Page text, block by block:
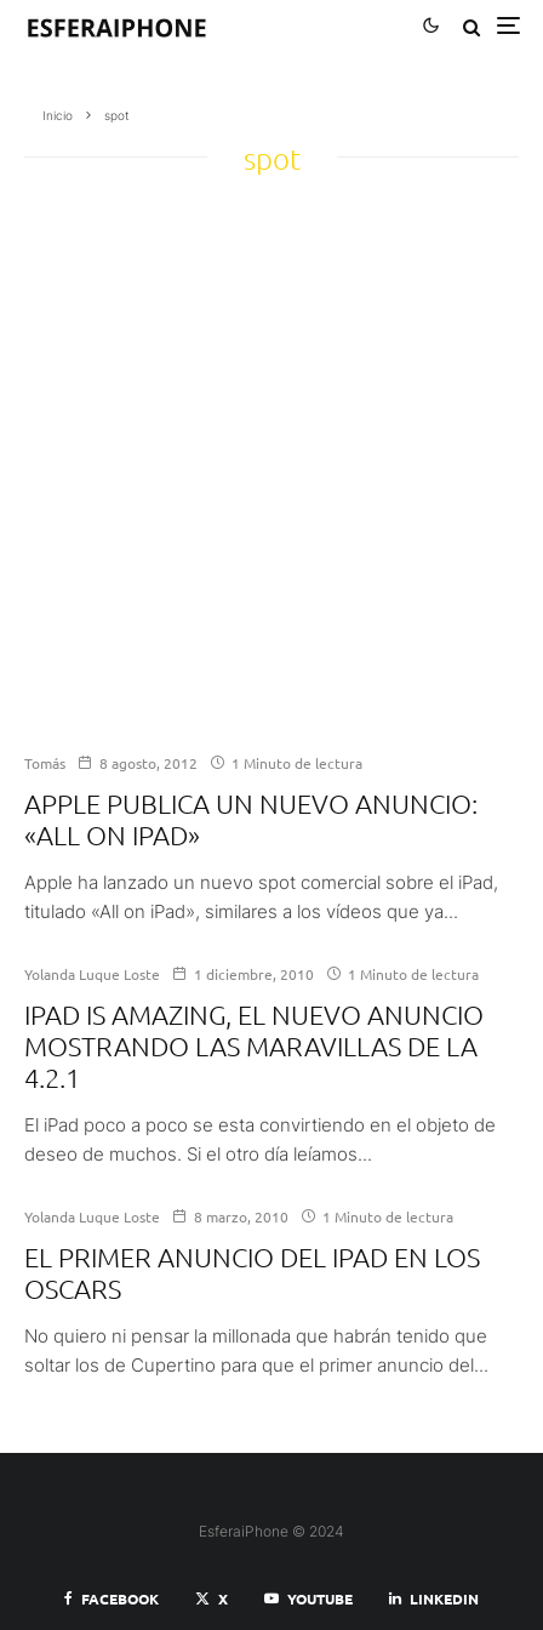
Inicio spot
spot
Tomás 8 agosto, 2012 1 Minuto de lectura
APPLE PUBLICA UN NUEVO ANUNCIO:
«ALL ON IPAD»
Apple ha lanzado un nuevo spot comercial sobre el iPad,
titulado «All on iPad», similares a los vídeos que ya...
Yolanda Luque Loste 1 diciembre, 2010 1 Minuto de lectura
IPAD IS AMAZING, EL NUEVO ANUNCIO
MOSTRANDO LAS MARAVILLAS DE LA
4.2.1
El iPad poco a poco se esta convirtiendo en el objeto de
deseo de muchos. Si el otro día leíamos...
Yolanda Luque Loste 8 marzo, 2010 1 Minuto de lectura
EL PRIMER ANUNCIO DEL IPAD EN LOS
OSCARS
No quiero ni pensar la millonada que habrán tenido que
soltar los de Cupertino para que el primer anuncio del...
EsferaiPhone © 2024
FACEBOOK X YOUTUBE LINKEDIN